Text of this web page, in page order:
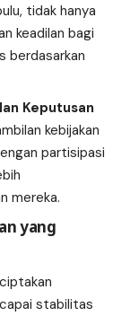
tidak hanya
keadilan bagi
berdasarkan
Keputusan
kebijakan
partisipasi
mereka.
yang
stabilitas